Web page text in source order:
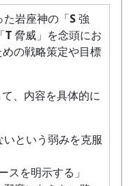
た岩座神の「S強
T 脅威」を念頭にお
の戦略策定や目標
、内容を具体的に
という弱みを克服
スを明示する」